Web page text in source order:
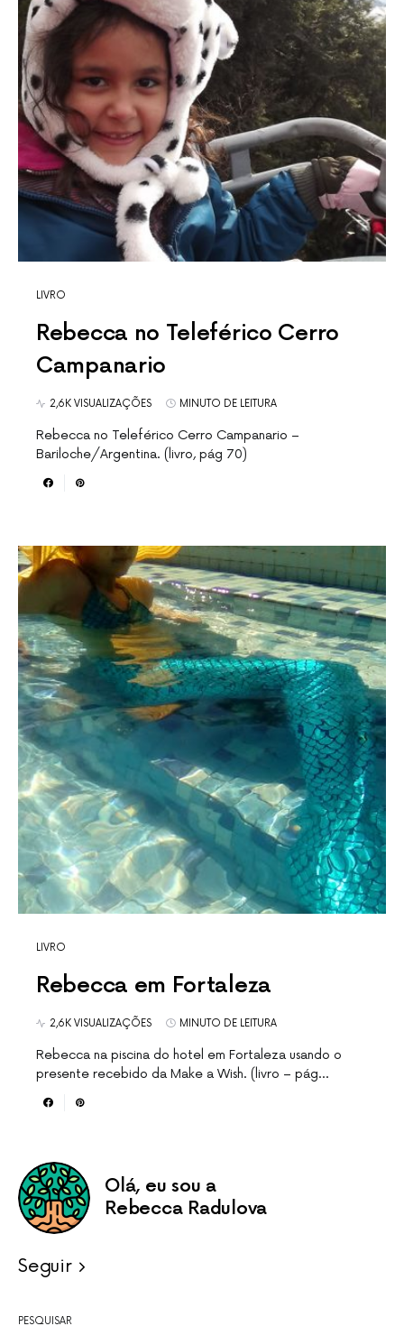
LIVRO
Rebecca no Teleférico Cerro
Campanario
2,6K VISUALIZAÇÕES MINUTO DE LEITURA
Rebecca no Teleférico Cerro Campanario –
Bariloche/Argentina. (livro, pág 70)
LIVRO
Rebecca em Fortaleza
2,6K VISUALIZAÇÕES MINUTO DE LEITURA
Rebecca na piscina do hotel em Fortaleza usando o
presente recebido da Make a Wish. (livro – pág…
Olá, eu sou a
Rebecca Radulova
Seguir
PESQUISAR